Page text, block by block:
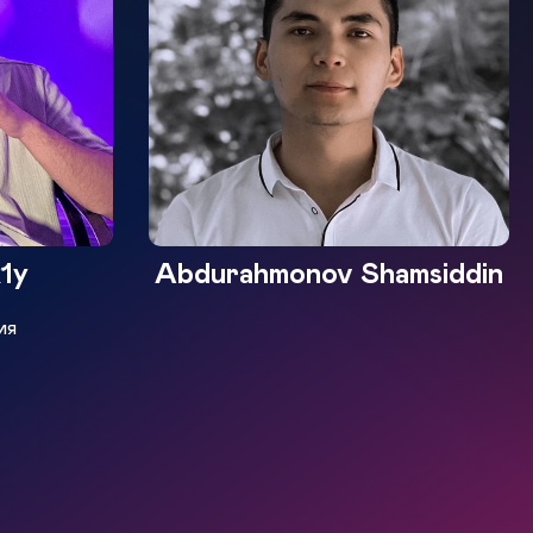
Abdurahmonov Shamsiddin